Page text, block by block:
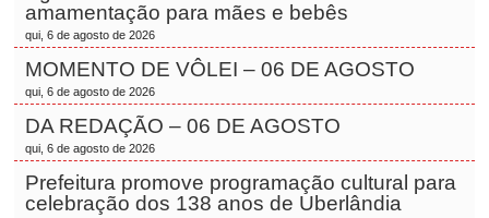
amamentação para mães e bebês
qui, 6 de agosto de 2026
MOMENTO DE VÔLEI – 06 DE AGOSTO
qui, 6 de agosto de 2026
DA REDAÇÃO – 06 DE AGOSTO
qui, 6 de agosto de 2026
Prefeitura promove programação cultural para
celebração dos 138 anos de Uberlândia